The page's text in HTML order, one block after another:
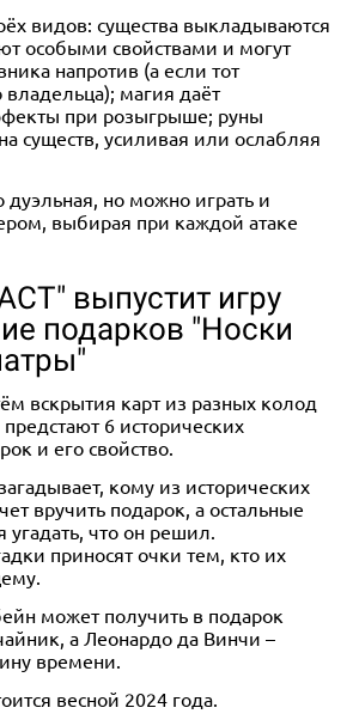
видов: существа выкладываются
особыми свойствами и могут
напротив (а если тот
владельца); магия даёт
при розыгрыше; руны
существ, усиливая или ослабляя
дуэльная, но можно играть и
выбирая при каждой атаке
выпустит игру
подарков "Носки
вскрытия карт из разных колод
6 исторических
и его свойство.
кому из исторических
вручить подарок, а остальные
угадать, что он решил.
приносят очки тем, кто их
может получить в подарок
а Леонардо да Винчи –
времени.
весной 2024 года.